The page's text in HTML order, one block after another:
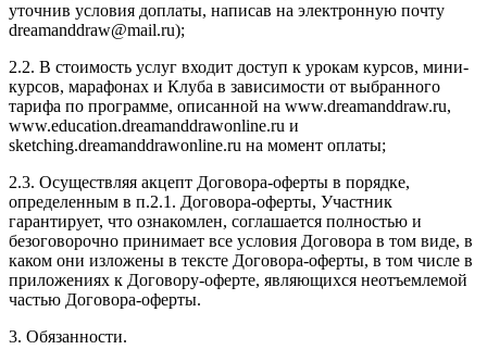
уточнив условия доплаты, написав на электронную почту
dreamanddraw@mail.ru);
2.2. В стоимость услуг входит доступ к урокам курсов, мини-
курсов, марафонах и Клуба в зависимости от выбранного
тарифа по программе, описанной на www.dreamanddraw.ru,
www.education.dreamanddrawonline.ru и
sketching.dreamanddrawonline.ru на момент оплаты;
2.3. Осуществляя акцепт Договора-оферты в порядке,
определенным в п.2.1. Договора-оферты, Участник
гарантирует, что ознакомлен, соглашается полностью и
безоговорочно принимает все условия Договора в том виде, в
каком они изложены в тексте Договора-оферты, в том числе в
приложениях к Договору-оферте, являющихся неотъемлемой
частью Договора-оферты.
3. Обязанности.